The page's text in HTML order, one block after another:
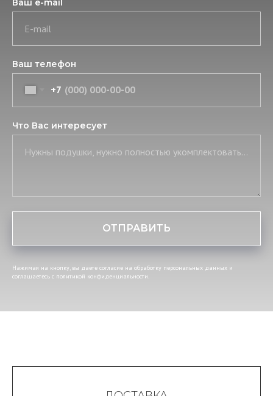
Ваш e-mail
E-mail
Ваш телефон
+7
Что Вас интересует
Нужны подушки, нужно полностью укомплектовать постель, нужны скатерть и салфетки
ОТПРАВИТЬ
Нажимая на кнопку, вы даете согласие на обработку персональных данных и
соглашаетесь c политикой конфиденциальности.